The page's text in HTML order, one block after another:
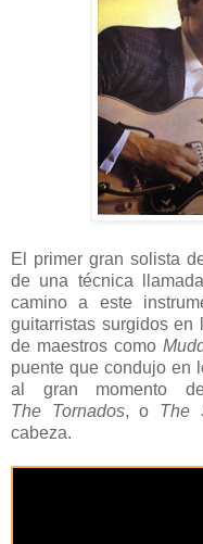
El primer gran solista
de una técnica
camino a este
guitarristas surgidos
de maestros como
puente que condujo en
al gran momento
The
Tornados, o The
cabeza.